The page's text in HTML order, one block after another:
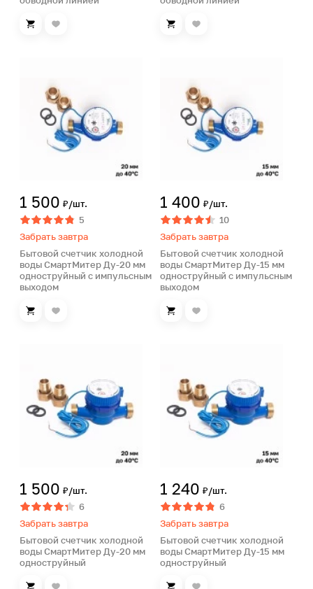
1 500 ₽/шт.
5
Забрать завтра
Бытовой счетчик холодной
воды СмартМитер Ду-20 мм
одноструйный с импульсным
выходом
1 400 ₽/шт.
10
Забрать завтра
Бытовой счетчик холодной
воды СмартМитер Ду-15 мм
одноструйный с импульсным
выходом
1 500 ₽/шт.
6
Забрать завтра
Бытовой счетчик холодной
воды СмартМитер Ду-20 мм
одноструйный
1 240 ₽/шт.
6
Забрать завтра
Бытовой счетчик холодной
воды СмартМитер Ду-15 мм
одноструйный